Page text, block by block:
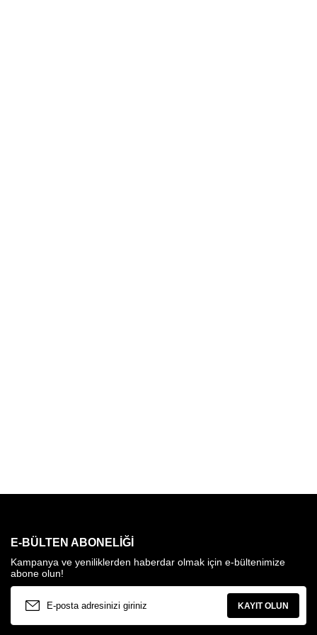
E-BÜLTEN ABONELIĞI
Kampanya ve yeniliklerden haberdar olmak için e-bültenimize
abone olun!
KAYIT OLUN